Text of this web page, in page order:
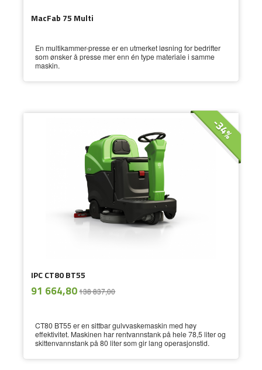
MacFab 75 Multi
En multikammer-presse er en utmerket løsning for bedrifter
som ønsker å presse mer enn én type materiale i samme
maskin.
IPC CT80 BT55
Tilbud
91 664,80138 837,00
-34%
mva.
CT80 BT55 er en sittbar gulvvaskemaskin med høy
effektivitet. Maskinen har rentvannstank på hele 78,5 liter og
skittenvannstank på 80 liter som gir lang operasjonstid.